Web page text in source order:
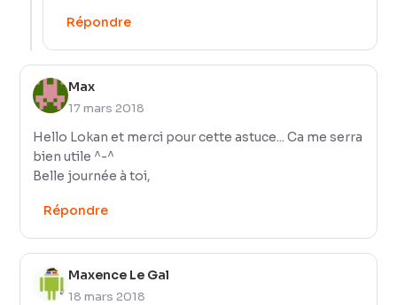
Répondre
Max
17 mars 2018
Hello Lokan et merci pour cette astuce... Ca me serra
bien utile ^-^
Belle journée à toi,
Répondre
Maxence Le Gal
18 mars 2018